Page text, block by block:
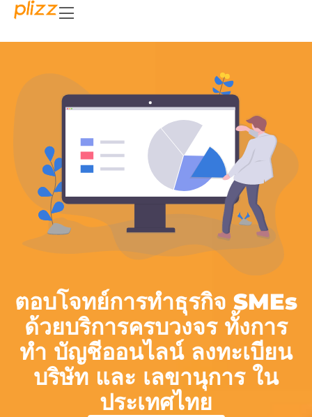
ตอบโจทย์การทำธุรกิจ SMEs
ด้วยบริการครบวงจร ทั้งการ
ทำ บัญชีออนไลน์ ลงทะเบียน
บริษัท และ เลขานุการ ใน
ประเทศไทย